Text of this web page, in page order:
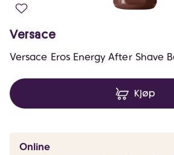
Versace
Versace Eros Energy After Shave
Kjøp
Online